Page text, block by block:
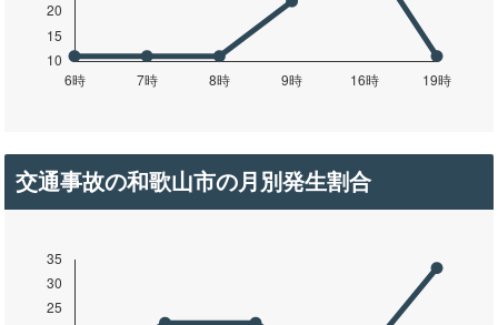
交通事故の和歌山市の月別発生割合